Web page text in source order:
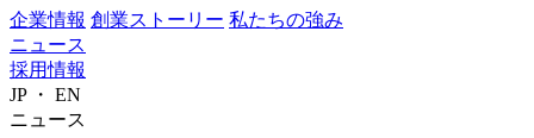
企業情報 創業ストーリー 私たちの強み
ニュース
採用情報
JP
・ EN
ニュース